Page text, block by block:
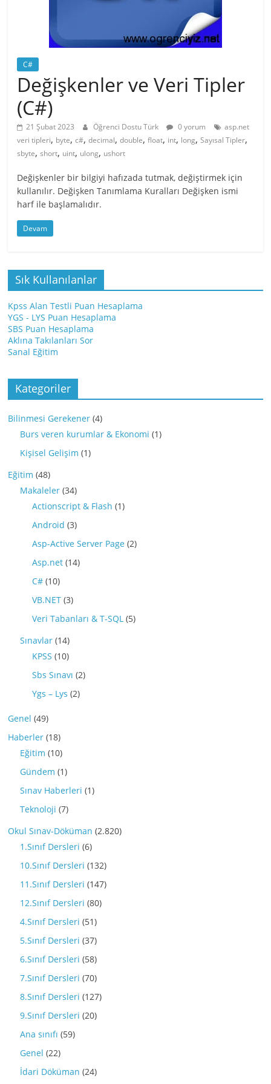
C#
Değişkenler ve Veri Tipler
(C#)
21 Şubat 2023 Öğrenci Dostu Türk 0 yorum
asp.net
veri tipleri, byte,c#,decimal,double,float, int, long,Sayısal Tipler,
sbyte,short, uint, ulong, ushort
Değişkenler bir bilgiyi hafızada tutmak, değiştirmek için
kullanılır. Değişken Tanımlama Kuralları Değişken ismi
harf ile başlamalıdır.
Devam
Sık Kullanılanlar
Kpss Alan Testli Puan Hesaplama
YGS - LYS Puan Hesaplama
SBS Puan Hesaplama
Aklına Takılanları Sor
Sanal Eğitim
Kategoriler
Bilinmesi Gerekener (4)
Burs veren kurumlar & Ekonomi (1)
Kişisel Gelişim (1)
Eğitim (48)
Makaleler (34)
Actionscript & Flash (1)
Android (3)
Asp-Active Server Page (2)
Asp.net (14)
C# (10)
VB.NET (3)
Veri Tabanları & T-SQL (5)
Sınavlar (14)
KPSS (10)
Sbs Sınavı (2)
Ygs – Lys (2)
Genel (49)
Haberler (18)
Eğitim (10)
Gündem (1)
Sınav Haberleri (1)
Teknoloji (7)
Okul Sınav-Döküman (2.820)
1.Sınıf Dersleri (6)
10.Sınıf Dersleri (132)
11.Sınıf Dersleri (147)
12.Sınıf Dersleri (80)
4.Sınıf Dersleri (51)
5.Sınıf Dersleri (37)
6.Sınıf Dersleri (58)
7.Sınıf Dersleri (70)
8.Sınıf Dersleri (127)
9.Sınıf Dersleri (20)
Ana sınıfı (59)
Genel (22)
İdari Döküman (24)